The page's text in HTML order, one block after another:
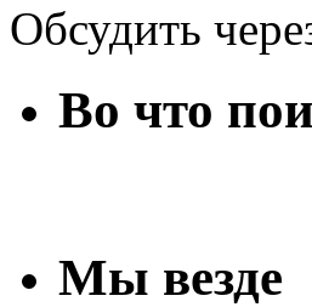
Обсудить
Во что
Мы везде